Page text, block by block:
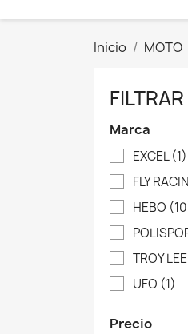
Inicio MOTO
Marca
EXCEL(1)
FLY
HEBO
TROY
UFO (1)
Precio